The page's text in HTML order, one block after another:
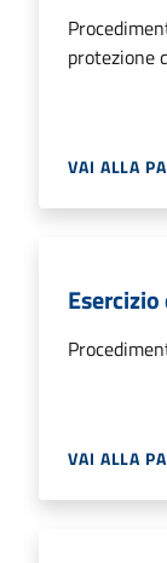
protezione
VAI ALLA
VAI ALLA